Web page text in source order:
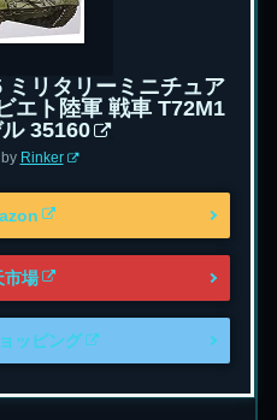
ミリタリーミニチュア
エト陸軍 戦車 T72M1
35160
Rinker
市場
ッピング